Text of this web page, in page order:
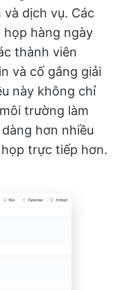
dịch vụ. Các
họp hàng ngày
thành viên
và cố gắng giải
này không chỉ
trường làm
hơn nhiều
trực tiếp hơn.